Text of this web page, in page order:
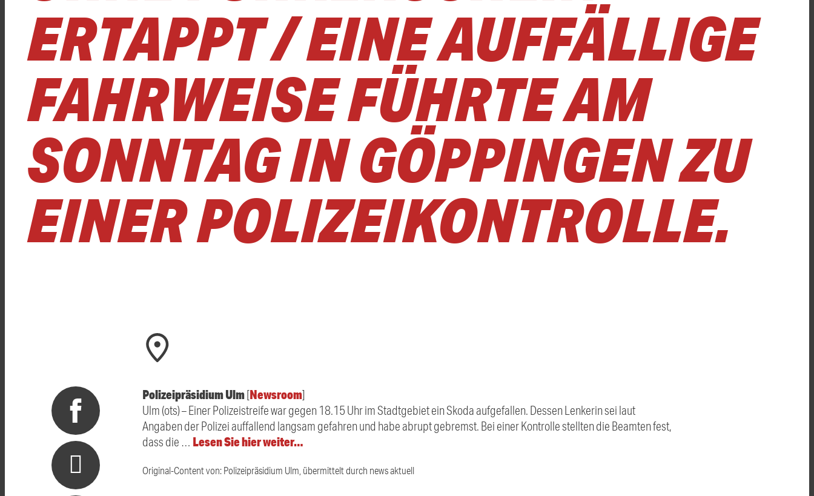
ERTAPPT / EINE AUFFÄLLIGE
FAHRWEISE FÜHRTE AM
SONNTAG IN GÖPPINGEN ZU
EINER POLIZEIKONTROLLE.
Polizeipräsidium Ulm[Newsroom]
Ulm (ots) – Einer Polizeistreife war gegen 18.15 Uhr im Stadtgebiet ein Skoda aufgefallen. Dessen Lenkerin sei laut
Angaben der Polizei auffallend langsam gefahren und habe abrupt gebremst. Bei einer Kontrolle stellten die Beamten fest,
dass die … Lesen Sie hier weiter…
Original-Content von: Polizeipräsidium Ulm, übermittelt durch news aktuell